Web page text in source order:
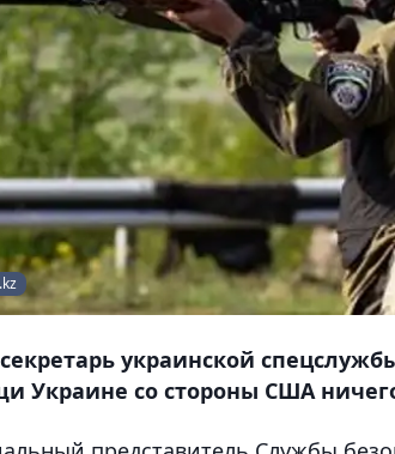
украинской
Украине со стороны США